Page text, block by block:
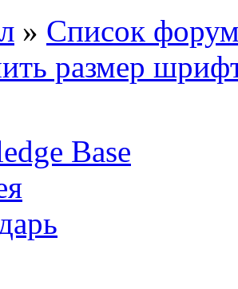
» Список
размер
Base